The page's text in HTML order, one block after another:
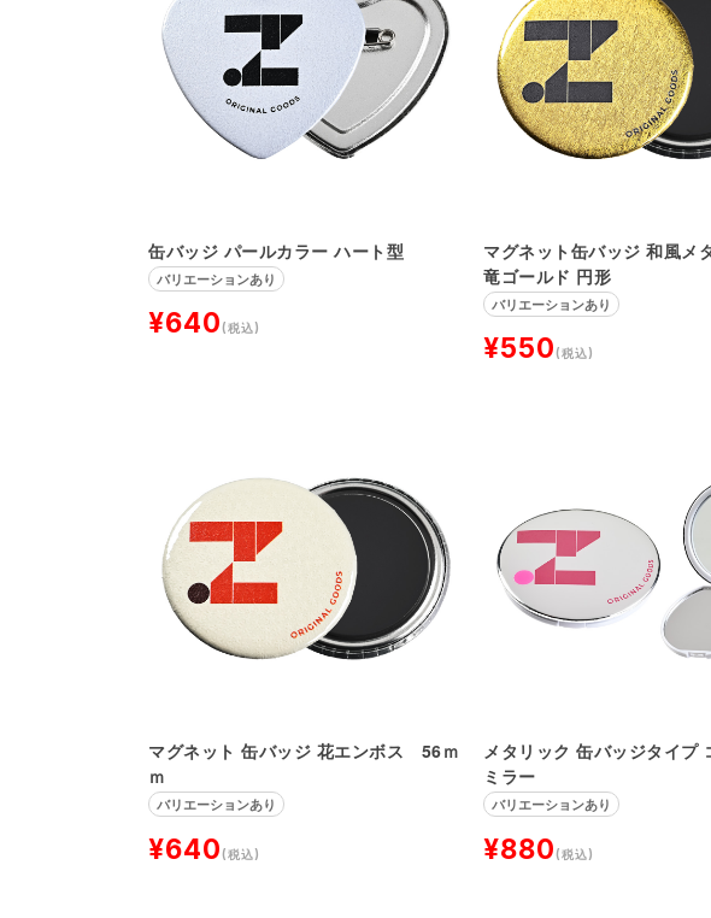
缶バッジ パールカラー ハート型
バリエーションあり
¥640(税込)
マグネット缶バッジ 和風メ
竜ゴールド 円形
バリエーションあり
¥550(税込)
マグネット 缶バッジ 花エンボス 56ｍ
ｍ
バリエーションあり
¥640(税込)
メタリック 缶バッジタイプ
ミラー
バリエーションあり
¥880(税込)